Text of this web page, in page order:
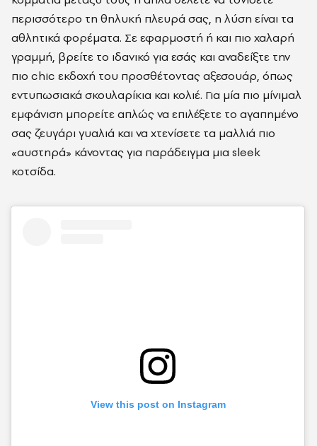
περισσότερο τη θηλυκή πλευρά σας, η λύση είναι τα
αθλητικά φορέματα. Σε εφαρμοστή ή και πιο χαλαρή
γραμμή, βρείτε το ιδανικό για εσάς και αναδείξτε την
πιο chic εκδοχή του προσθέτοντας αξεσουάρ, όπως
εντυπωσιακά σκουλαρίκια και κολιέ. Για μία πιο μίνιμαλ
εμφάνιση μπορείτε απλώς να επιλέξετε το αγαπημένο
σας ζευγάρι γυαλιά και να χτενίσετε τα μαλλιά πιο
«αυστηρά» κάνοντας για παράδειγμα μια sleek
κοτσίδα.
View this post on Instagram